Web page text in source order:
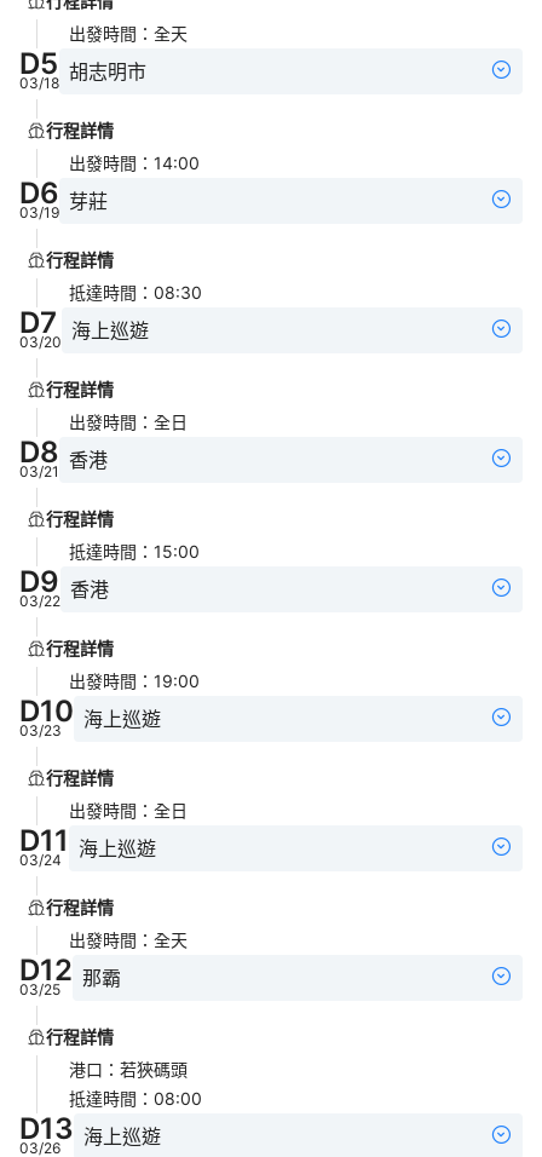
出發時間 ： 全天
D5
03/18 胡志明市
行程詳情
出發時間 ： 14:00
D6
03/19 芽莊
行程詳情
抵達時間 ： 08:30
D7
03/20 海上巡遊
行程詳情
出發時間 ： 全日
D8
03/21 香港
行程詳情
抵達時間 ： 15:00
D9
03/22 香港
行程詳情
出發時間 ： 19:00
D10
03/23 海上巡遊
行程詳情
出發時間 ： 全日
D11
03/24 海上巡遊
行程詳情
出發時間 ： 全天
D12
03/25 那霸
行程詳情
港口 ： 若狹碼頭
抵達時間 ： 08:00
D13
03/26 海上巡遊